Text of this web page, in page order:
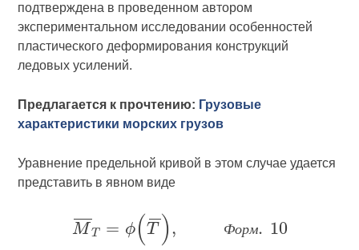
подтверждена в проведенном автором
экспериментальном исследовании особенностей
пластического деформирования конструкций
ледовых усилений.
Предлагается к прочтению: Грузовые
характеристики морских грузов
Уравнение предельной кривой в этом случае удается
представить в явном виде
Ф о рм